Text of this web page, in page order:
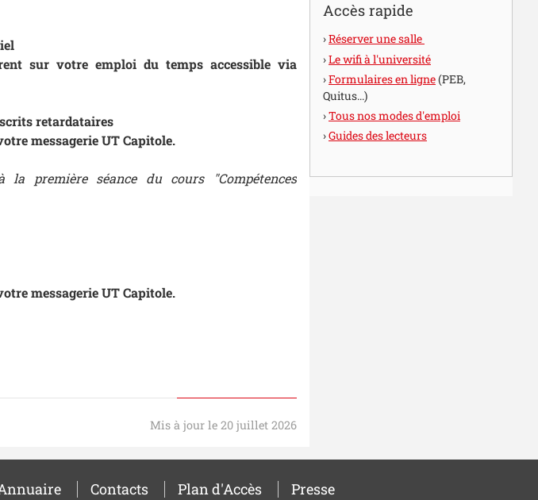
sur votre emploi du temps accessible via
retardataires
messagerie UT Capitole.
première séance du cours "Compétences
messagerie UT Capitole.
Mis à jour le 20 juillet 2026
Accès rapide
Réserver une salle
Le wifi à l'université
Formulaires en ligne(PEB,
Quitus...)
Tous nos modes d'emploi
Guides des lecteurs
Contacts Plan d'Accès Presse